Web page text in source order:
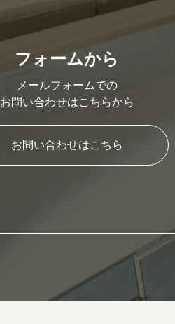
フォームから
メールフォームでの
お問い合わせはこちらから
お問い合わせはこちら